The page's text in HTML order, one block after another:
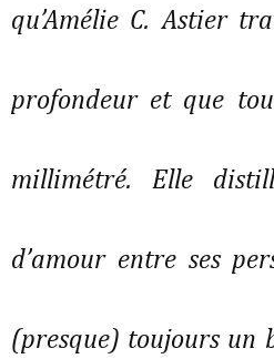
qu’Amélie C. Astier
profondeur et que
millimétré. Elle
d’amour entre ses
(presque) toujours un